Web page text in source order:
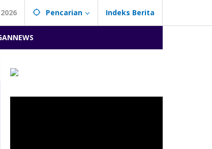
Pencarian Indeks Berita